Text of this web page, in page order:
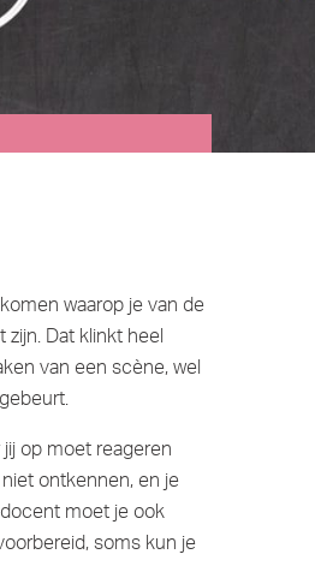
waarop je van de
Dat klinkt heel
van een scène, wel
op moet reageren
ontkennen, en je
moet je ook
soms kun je